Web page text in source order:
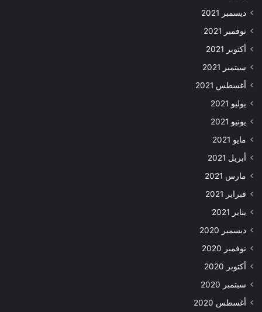
ديسمبر 2021
نوفمبر 2021
أكتوبر 2021
سبتمبر 2021
أغسطس 2021
يوليو 2021
يونيو 2021
مايو 2021
أبريل 2021
مارس 2021
فبراير 2021
يناير 2021
ديسمبر 2020
نوفمبر 2020
أكتوبر 2020
سبتمبر 2020
أغسطس 2020